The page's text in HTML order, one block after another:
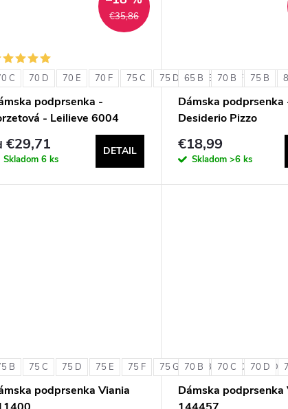
€35,86
C 70 D 70 E 70 F 75 C 75 D 75 E 75 F 80 C
podprsenka -
- Leilieve 6004
€29,71
Skladom 6 ks
DETAIL
65 B 70 B 75 B
Dámska podprsenka
Desiderio Pizzo
€18,99
Skladom>6 ks
B 75 C 75 D 75 E 75 F 75 G 80 B 80 C 80 D
podprsenka Viania
70 B 70 C 70 D
Dámska podprsenka